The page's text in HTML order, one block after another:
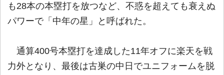
も28本の本塁打を放つなど、不惑を超えても衰えぬ
パワーで「中年の星」と呼ばれた。
通算400号本塁打を達成した11年オフに楽天を戦
力外となり、最後は古巣の中日でユニフォームを脱